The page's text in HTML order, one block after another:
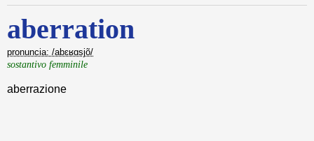
aberration
pronuncia: /abɛʁɑsjõ/
sostantivo femminile
aberrazione